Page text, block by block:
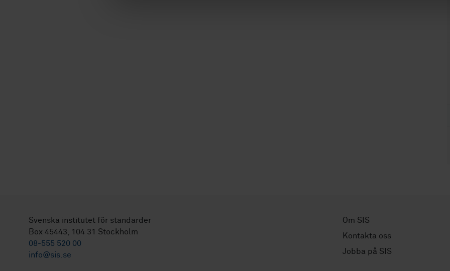
Svenska institutet för standarder
Box 45443, 104 31 Stockholm
08-555 520 00
info@sis.se
Om SIS
Kontakta oss
Jobba på SIS